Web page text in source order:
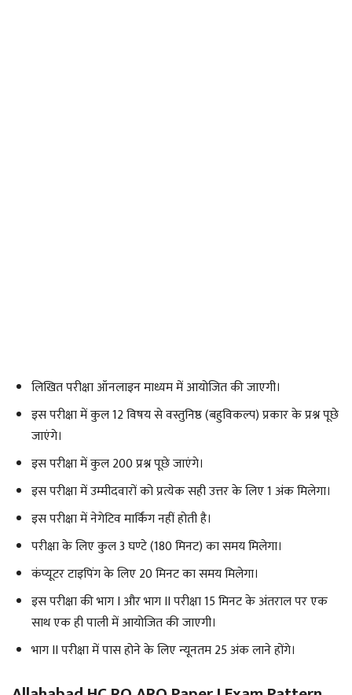
लिखित परीक्षा ऑनलाइन माध्यम में आयोजित की जाएगी।
इस परीक्षा में कुल 12 विषय से वस्तुनिष्ठ (बहुविकल्प) प्रकार के प्रश्न पूछे
जाएंगे।
इस परीक्षा में कुल 200 प्रश्न पूछे जाएंगे।
इस परीक्षा में उम्मीदवारों को प्रत्येक सही उत्तर के लिए 1 अंक मिलेगा।
इस परीक्षा में नेगेटिव मार्किंग नहीं होती है।
परीक्षा के लिए कुल 3 घण्टे (180 मिनट) का समय मिलेगा।
कंप्यूटर टाइपिंग के लिए 20 मिनट का समय मिलेगा।
इस परीक्षा की भाग I और भाग II परीक्षा 15 मिनट के अंतराल पर एक
साथ एक ही पाली में आयोजित की जाएगी।
भाग II परीक्षा में पास होने के लिए न्यूनतम 25 अंक लाने होंगे।